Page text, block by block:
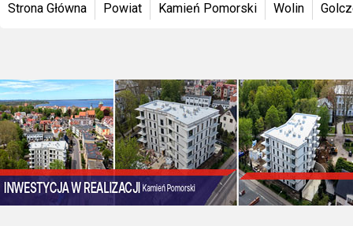
Strona Główna Powiat Kamień Pomorski Wolin